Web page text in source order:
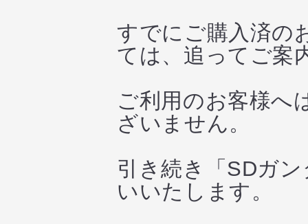
すでにご購入済の
ては、追ってご案
ご利用のお客様へ
ざいません。
引き続き「SDガ
いいたします。